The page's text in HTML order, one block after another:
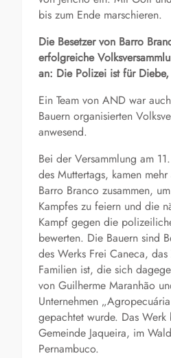
bis zum Ende marschieren.
Die Besetzer von Barro
erfolgreiche
an: Die Polizei ist für
Ein Team von AND war
Bauern organisierten
anwesend.
Bei der Versammlung am
des Muttertags, kamen
Barro Branco zusammen,
Kampfes zu feiern und die
Kampf gegen die
bewerten. Die Bauern sind
des Werks Frei Caneca,
Familien ist, die sich
von Guilherme Maranhão
Unternehmen
gepachtet wurde. Das
Gemeinde Jaqueira, im
Pernambuco.